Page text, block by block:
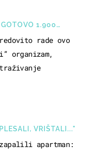
VRIŠTALI..."
apartman:
1.900
rade ovo
organizam,